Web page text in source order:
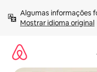
para
Mostrar idioma original